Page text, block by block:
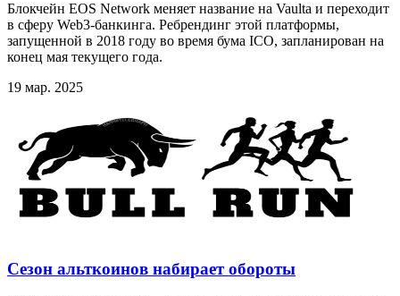
Блокчейн EOS Network меняет название на Vaulta и переходит
в сферу Web3-банкинга. Ребрендинг этой платформы,
запущенной в 2018 году во время бума ICO, запланирован на
конец мая текущего года.
19 мар. 2025
Сезон альткоинов набирает обороты